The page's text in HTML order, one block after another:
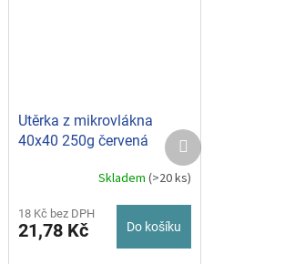
Utěrka z mikrovlákna
40x40 250g červená
Skladem (>20 ks)
18 Kč bez DPH
21,78 Kč Do košíku
Další
produkt